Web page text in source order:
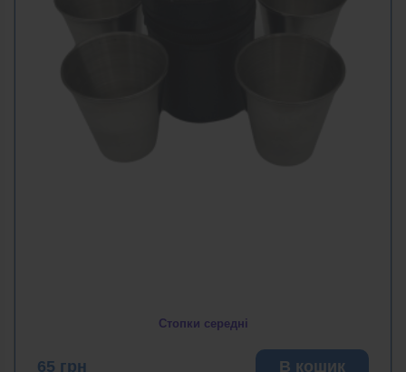
Стопки середні
65 грн В кошик